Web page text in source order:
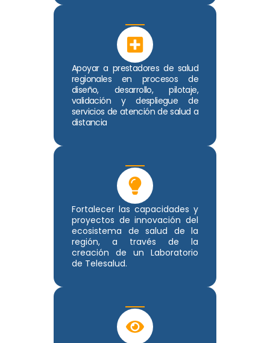
Apoyar a prestadores de salud
regionales en procesos de
diseño, desarrollo, pilotaje,
validación y despliegue de
servicios de atención de salud a
distancia
Fortalecer las capacidades y
proyectos de innovación del
ecosistema de salud de la
región, a través de la
creación de un Laboratorio
de Telesalud.